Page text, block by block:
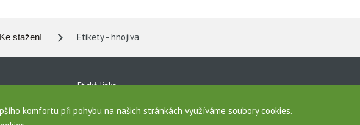
Ke stažení Etikety - hnojiva
Etická linka
Ochrana osobních údajů
komfortu při pohybu na našich stránkách využíváme soubory cookies.